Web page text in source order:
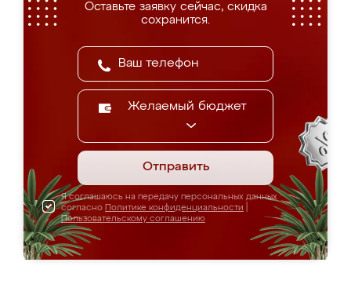
Оставьте заявку сейчас, скидка
сохранится.
Желаемый бюджет
Отправить
Я соглашаюсь на передачу персональных данных
согласно Политике конфиденциальности
Пользовательскому соглашению